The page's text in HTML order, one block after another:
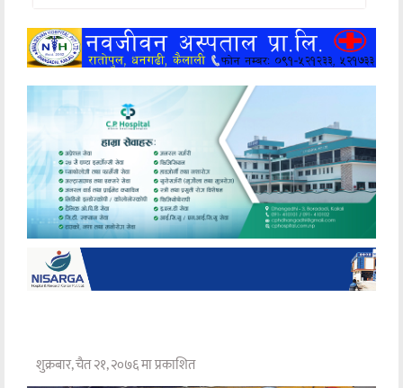
खेलकुद
मनोरञ्जन
अन्य
शुक्रबार, चैत २१, २०७६ मा प्रकाशित